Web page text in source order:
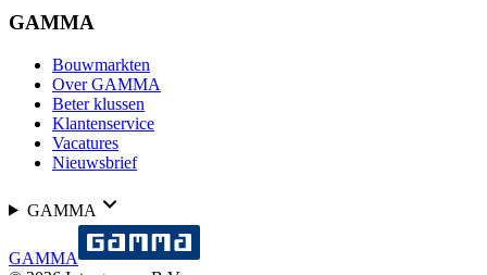
GAMMA
Bouwmarkten
Over GAMMA
Beter klussen
Klantenservice
Vacatures
Nieuwsbrief
GAMMA
GAMMA